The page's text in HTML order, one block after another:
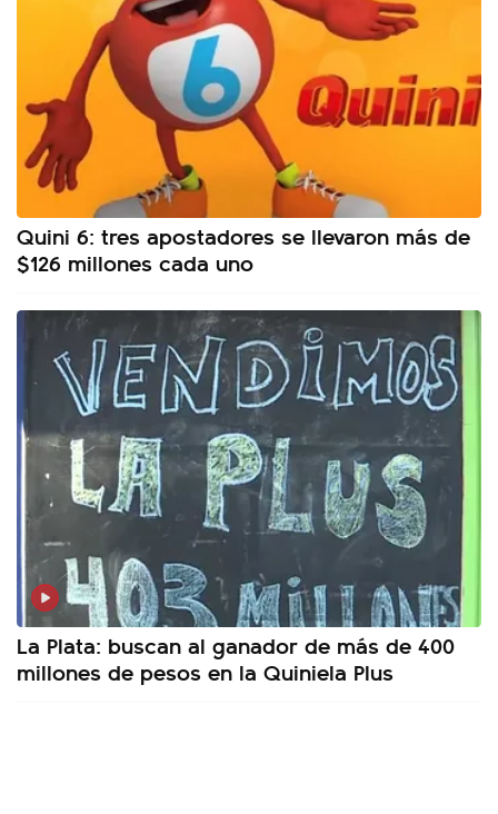
Quini 6: tres apostadores se llevaron más de
$126 millones cada uno
La Plata: buscan al ganador de más de 400
millones de pesos en la Quiniela Plus